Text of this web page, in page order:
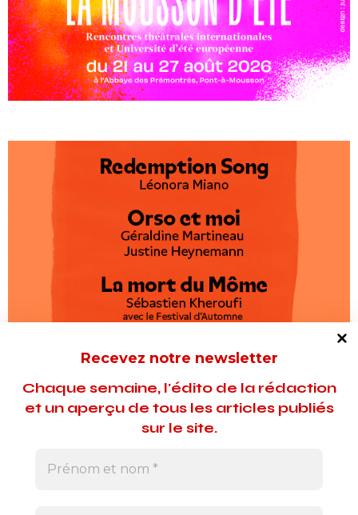
Recevez notre newsletter
Chaque semaine, l'édito de la rédaction
et un aperçu de tous les articles publiés
sur le site.